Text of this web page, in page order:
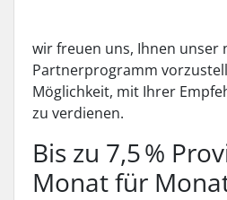
wir freuen uns, Ihnen unser
Partnerprogramm
Möglichkeit, mit Ihrer
zu verdienen.
Bis zu 7,5 %
Monat für